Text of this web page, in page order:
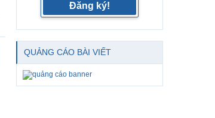
Đăng ký!
QUẢNG CÁO BÀI VIẾT